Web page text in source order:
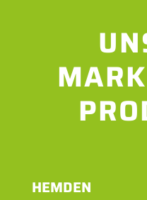
HEMDEN